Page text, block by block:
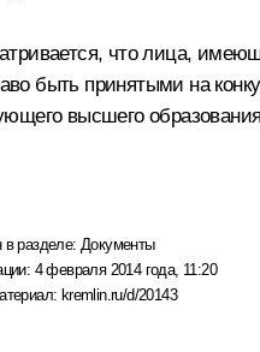
что лица,
быть принятыми на
высшего
в разделе: Документы
4 февраля 2014 года, 11:20
kremlin.ru/d/20143